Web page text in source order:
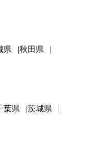
県
秋田県
葉県
茨城県